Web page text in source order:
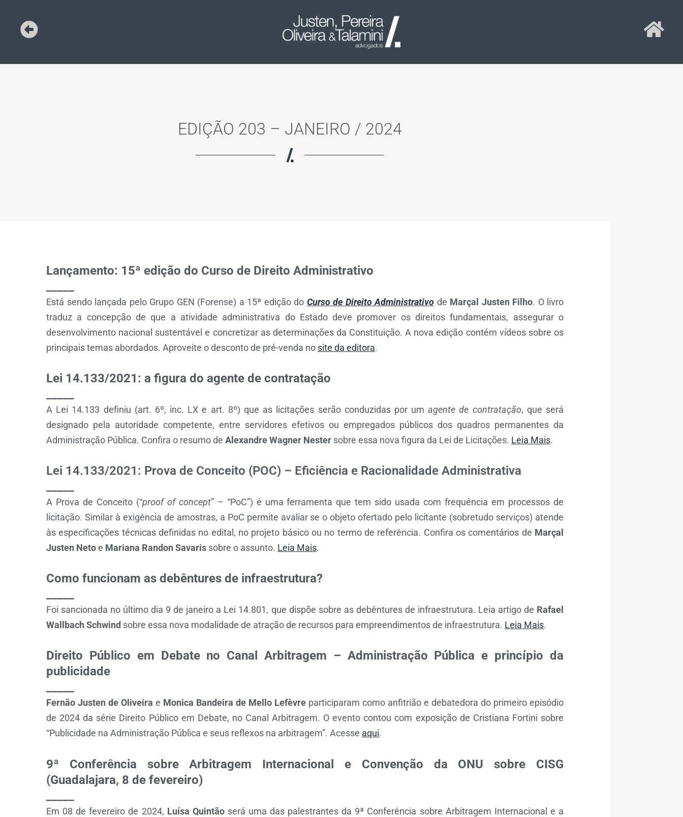
EDIÇÃO 203 – JANEIRO / 2024
Lançamento: 15ª edição do Curso de Direito Administrativo
Está sendo lançada pelo Grupo GEN (Forense) a 15ª edição do Curso de Direito Administrativo de Marçal Justen Filho. O livro
traduz a concepção de que a atividade administrativa do Estado deve promover os direitos fundamentais, assegurar o
desenvolvimento nacional sustentável e concretizar as determinações da Constituição. A nova edição contém vídeos sobre os
principais temas abordados. Aproveite o desconto de pré-venda no site da editora.
Lei 14.133/2021: a figura do agente de contratação
A Lei 14.133 definiu (art. 6º, inc. LX e art. 8º) que as licitações serão conduzidas por umagente de contratação, que será
designado pela autoridade competente, entre servidores efetivos ou empregados públicos dos quadros permanentes da
Administração Pública. Confira o resumo de Alexandre Wagner Nester sobre essa nova figura da Lei de Licitações. Leia Mais.
Lei 14.133/2021: Prova de Conceito (POC) – Eficiência e Racionalidade Administrativa
A Prova de Conceito (“proof of concept” – “PoC”) é uma ferramenta que tem sido usada com frequência em processos de
licitação. Similar à exigência de amostras, a PoC permite avaliar se o objeto ofertado pelo licitante (sobretudo serviços) atende
às especificações técnicas definidas no edital, no projeto básico ou no termo de referência. Confira os comentários de Marçal
Justen Netoe Mariana Randon Savaris sobre o assunto. Leia Mais.
Como funcionam as debêntures de infraestrutura?
Foi sancionada no último dia 9 de janeiro a Lei 14.801, que dispõe sobre as debêntures de infraestrutura. Leia artigo de Rafael
Wallbach Schwind sobre essa nova modalidade de atração de recursos para empreendimentos de infraestrutura. Leia Mais.
Direito Público em Debate no Canal Arbitragem – Administração Pública e princípio da
publicidade
Fernão Justen de Oliveira e Monica Bandeira de Mello Lefèvre participaram como anfitrião e debatedora do primeiro episódio
de 2024 da série Direito Público em Debate, no Canal Arbitragem. O evento contou com exposição de Cristiana Fortini sobre
“Publicidade na Administração Pública e seus reflexos na arbitragem”. Acesse aqui.
9ª Conferência sobre Arbitragem Internacional e Convenção da ONU sobre CISG
(Guadalajara, 8 de fevereiro)
Em 08 de fevereiro de 2024, Luísa Quintãoserá uma das palestrantes da 9ª Conferência sobre Arbitragem Internacional e a